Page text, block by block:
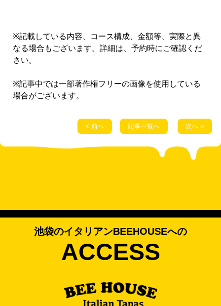
※記載している内容、コース構成、金額等、実際と異
なる場合もございます。詳細は、予約時にご確認くだ
さい。
※記事中では一部著作権フリーの画像を使用している
場合がございます。
< 前へ 記事一覧へ 次へ >
池袋のイタリアンBEEHOUSEへの
ACCESS